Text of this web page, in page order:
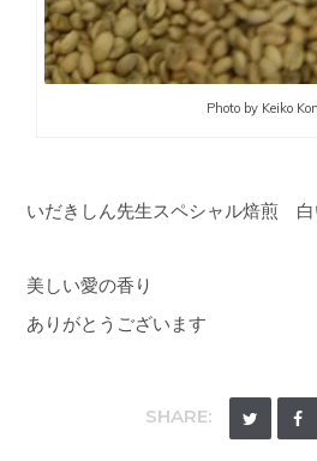
Photo by Keiko
いだきしん先生スペシャル焙煎 白
美しい愛の香り
ありがとうございます
SHARE: